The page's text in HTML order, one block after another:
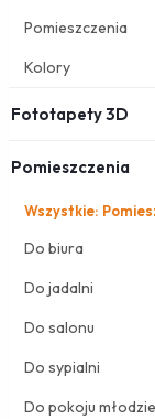
Pomieszczenia
Kolory
Fototapety 3D
Pomieszczenia
Wszystkie:
Do biura
Do jadalni
Do salonu
Do sypialni
Do pokoju